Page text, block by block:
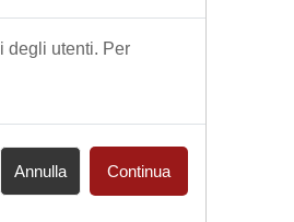
degli utenti. Per
Annulla Continua